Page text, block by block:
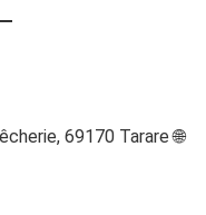
69170 Tarare 🌐